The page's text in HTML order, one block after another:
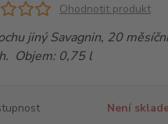
Ohodnotit produkt
jiný Savagnin, 20
Objem: 0,75 l
Není